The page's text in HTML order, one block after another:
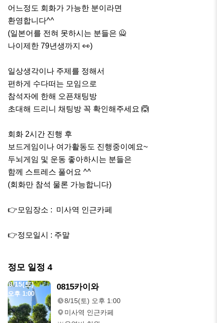
어느정도 회화가 가능한 분이라면
환영합니다^^
(일본어를 전혀 못하시는 분들은 🙅
나이제한 79년생까지 👀)
일상생각이나 주제를 정해서
편하게 수다떠는 모임으로
참석자에 한해 오픈채팅방
초대해 드리니 채팅방 꼭 확인해주세요 🙆
회화 2시간 진행 후
보드게임이나 여가활동도 진행중이예요~
두뇌게임 및 운동 좋아하시는 분들은
함께 스트레스 풀어요 ^^
(회화만 참석 물론 가능합니다)
👉모임장소 :  미사역 인근카페
👉정모일시 : 주말
정모 일정 4
8/15(토)
오후 1:00
0815카이와
8/15(토) 오후 1:00
미사역 인근카페